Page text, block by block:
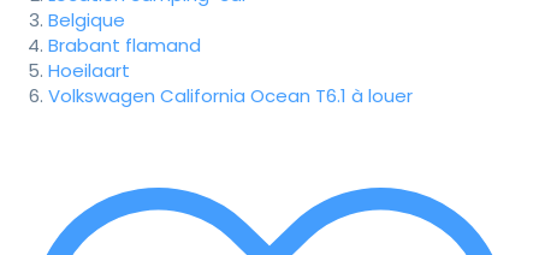
Belgique
Brabant flamand
Hoeilaart
Volkswagen California Ocean T6.1 à louer